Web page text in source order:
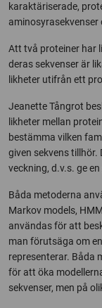
karaktäriserade,
aminosyrasekvenser
Att två proteiner har
deras sekvenser är
likheter utifrån ett
Jeanette Tångrot
likheter mellan
bestämma vilken
given sekvens
veckning, d.v.s. ge
Båda metoderna
Markov models,
användas för att
man förutsäga om
representerar. Båda
för att öka
sekvenser, men på